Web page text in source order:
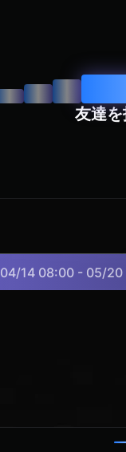
友達
04/14 08:00 - 05/